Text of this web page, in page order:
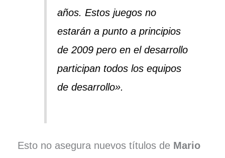
años. Estos juegos no
estarán a punto a principios
de 2009 pero en el desarrollo
participan todos los equipos
de desarrollo».
Esto no asegura nuevos títulos de Mario